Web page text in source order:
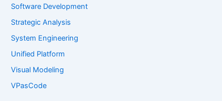
Software Development
Strategic Analysis
System Engineering
Unified Platform
Visual Modeling
VPasCode